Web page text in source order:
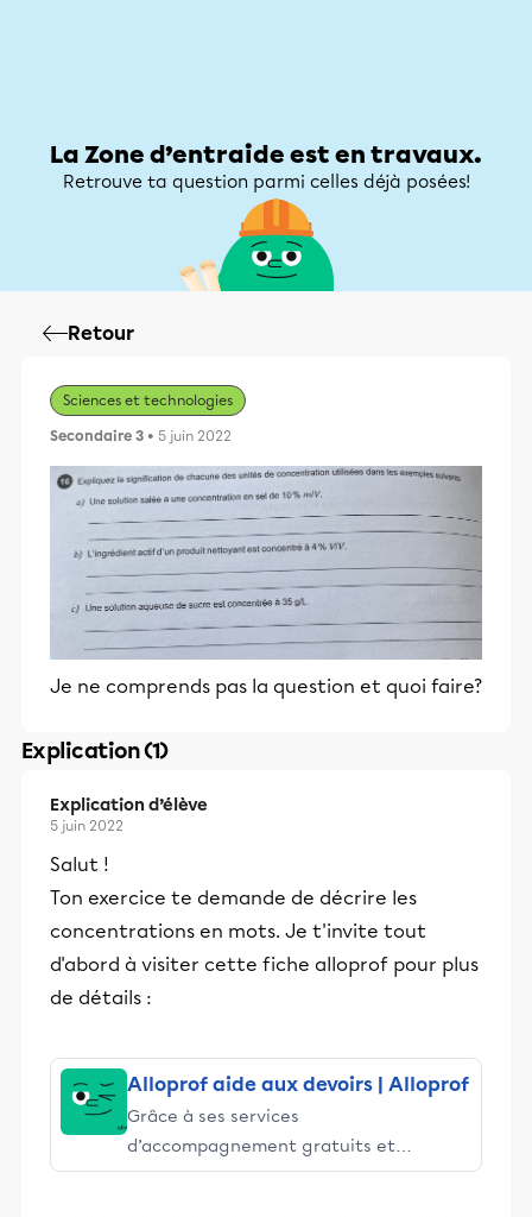
La Zone d’entraide est en travaux.
Retrouve ta question parmi celles déjà posées!
Retour
Sciences et technologies
Secondaire 3 • 5 juin 2022
Je ne comprends pas la question et quoi faire?
Explication (1)
Explication d’élève
5 juin 2022
Salut !
Ton exercice te demande de décrire les
concentrations en mots. Je t'invite tout
d'abord à visiter cette fiche alloprof pour plus
de détails :
Alloprof aide aux devoirs | Alloprof
Grâce à ses services
d’accompagnement gratuits et
stimulants, Alloprof engage les élèves